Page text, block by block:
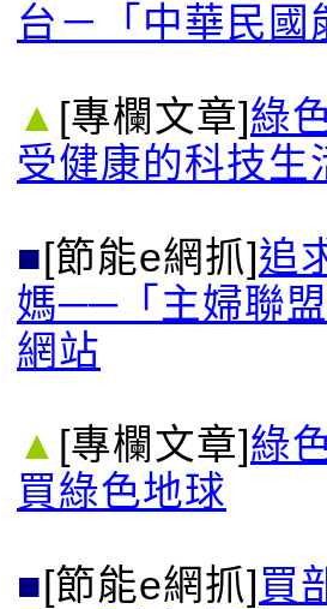
台－「中華民國
▲ [專欄文章]綠
受健康的科技生
■ [節能e網抓]追
媽──「主婦聯
網站
▲ [專欄文章]綠
買綠色地球
■ [節能e網抓] 買